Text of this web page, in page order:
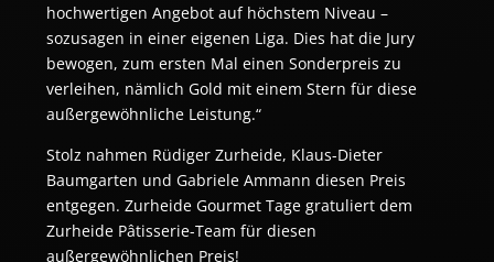
hochwertigen Angebot auf höchstem Niveau –
sozusagen in einer eigenen Liga. Dies hat die Jury
bewogen, zum ersten Mal einen Sonderpreis zu
verleihen, nämlich Gold mit einem Stern für diese
außergewöhnliche Leistung.“
Stolz nahmen Rüdiger Zurheide, Klaus-Dieter
Baumgarten und Gabriele Ammann diesen Preis
entgegen. Zurheide Gourmet Tage gratuliert dem
Zurheide Pâtisserie-Team für diesen
außergewöhnlichen Preis!